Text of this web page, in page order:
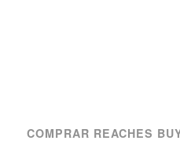
COMPRAR REACHES